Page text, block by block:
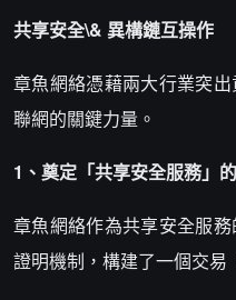
共享安全\& 異構鏈互操作
章魚網絡憑藉兩大行業突
聯網的關鍵力量。
1、奠定「共享安全服務」
章魚網絡作為共享安全服
證明機制，構建了一個交易